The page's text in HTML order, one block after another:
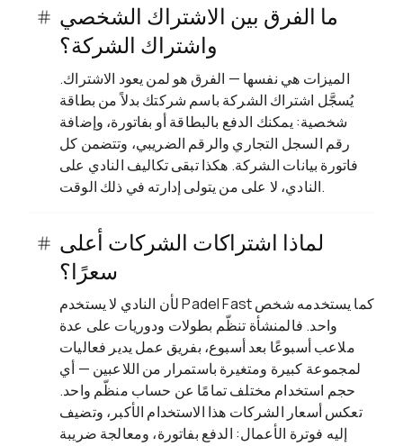
ما الفرق بين الاشتراك الشخصي
واشتراك الشركة؟
الميزات هي نفسها — الفرق هو لمن يعود الاشتراك.
يُسجَّل اشتراك الشركة باسم شركتك بدلاً من بطاقة
شخصية: يمكنك الدفع بالبطاقة أو بفاتورة، وإضافة
رقم السجل التجاري والرقم الضريبي، وتتضمن كل
فاتورة بيانات الشركة. هكذا تبقى تكاليف النادي على
النادي، لا على من يتولى إدارته في ذلك الوقت.
لماذا اشتراكات الشركات أعلى
سعرًا؟
لأن النادي لا يستخدم Padel Fast كما يستخدمه شخص
واحد. فالمنشأة تنظّم بطولات ودوريات على عدة
ملاعب أسبوعًا بعد أسبوع، بفريق عمل يدير فعاليات
لمجموعة كبيرة ومتغيرة باستمرار من اللاعبين — أي
حجم استخدام مختلف تمامًا عن حساب منظّم واحد.
تعكس أسعار الشركات هذا الاستخدام الأكبر، وتضيف
إليه فوترة الأعمال: الدفع بفاتورة، ومعالجة ضريبة